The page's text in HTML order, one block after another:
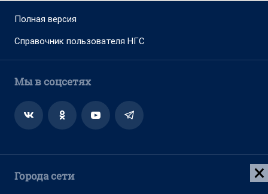
Полная версия
Справочник пользователя НГС
Мы в соцсетях
Города сети